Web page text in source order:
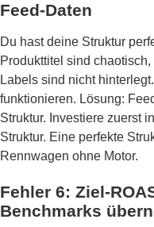
Feed-Daten
Du hast deine Struktur
Produkttitel sind
Labels sind nicht
funktionieren. Lösung:
Struktur. Investiere zuerst
Struktur. Eine perfekte
Rennwagen ohne Motor.
Fehler 6: Ziel-
Benchmarks